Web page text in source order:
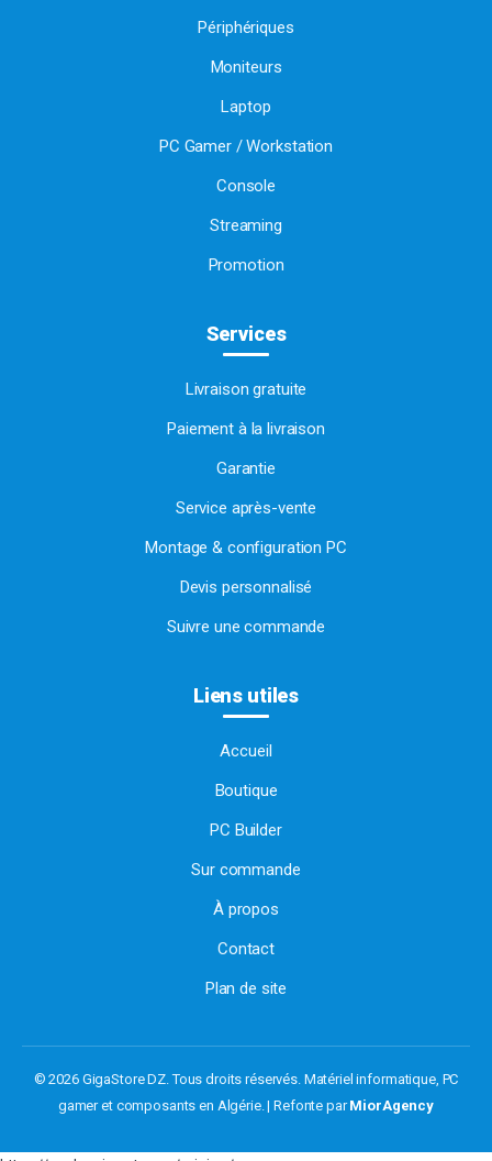
Périphériques
Moniteurs
Laptop
PC Gamer / Workstation
Console
Streaming
Promotion
Services
Livraison gratuite
Paiement à la livraison
Garantie
Service après-vente
Montage & configuration PC
Devis personnalisé
Suivre une commande
Liens utiles
Accueil
Boutique
PC Builder
Sur commande
À propos
Contact
Plan de site
© 2026 GigaStore DZ. Tous droits réservés. Matériel informatique, PC
gamer et composants en Algérie. | Refonte parMiorAgency